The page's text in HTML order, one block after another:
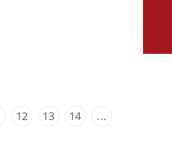
12 13 14
...